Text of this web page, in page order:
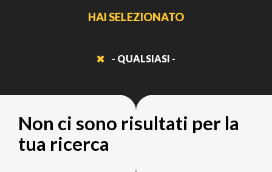
HAI SELEZIONATO
- QUALSIASI -
Non ci sono risultati per la
tua ricerca